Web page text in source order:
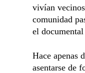
vivían
comunidad
el
Hace apenas
asentarse de